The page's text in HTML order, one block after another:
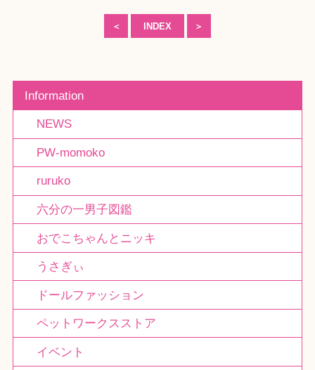
＜ INDEX ＞
Information
NEWS
PW-momoko
ruruko
六分の一男子図鑑
おでこちゃんとニッキ
うさぎぃ
ドールファッション
ペットワークスストア
イベント